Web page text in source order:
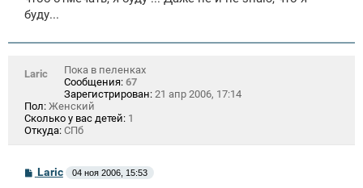
буду...
Laric
Пока в пеленках
Сообщения: 67
Зарегистрирован: 21 апр 2006, 17:14
Пол: Женский
Сколько у вас детей: 1
Откуда: СПб
С
о
Laric 04 ноя 2006, 15:53